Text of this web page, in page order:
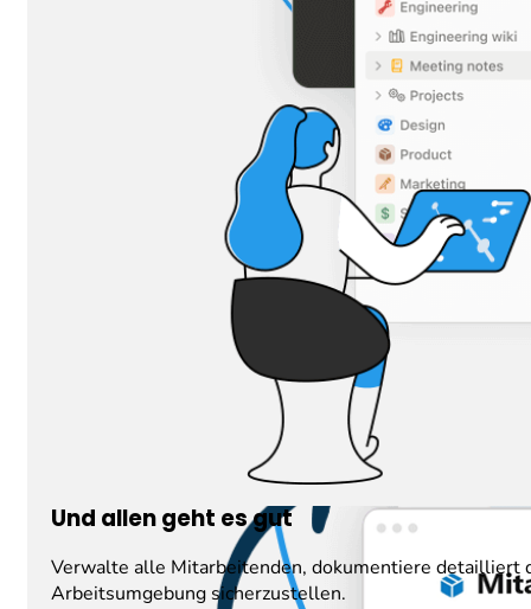
Und allen geht es gut
Verwalte alle Mitarbeitenden, dokumentiere detailliert
Arbeitsumgebung sicherzustellen.